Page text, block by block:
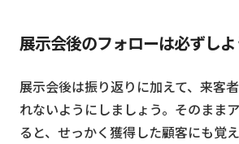
展示会後のフォローは必ずしよ
展示会後は振り返りに加えて、来客
れないようにしましょう。そのまま
ると、せっかく獲得した顧客にも覚